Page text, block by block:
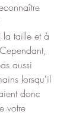
la taille et à
aussi
lorsqu'il
donc
votre